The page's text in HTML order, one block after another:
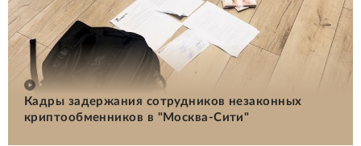
Кадры задержания сотрудников незаконных
криптообменников в "Москва-Сити"